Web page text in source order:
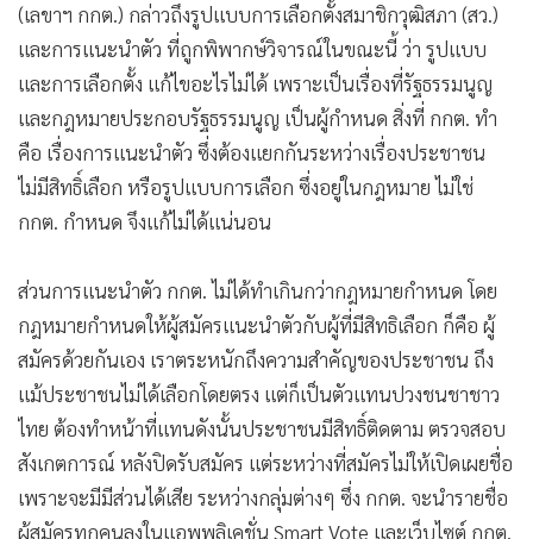
• ชุมชน-คุณภาพชีวิต
• อาชญากรรม
• Motoring
• เกม
• วิทยาศาสตร์
SMEs
•
• กองทุนรวม
• Celeb Online
• Factcheck
• ญี่ปุ่น
• News1
• Gotomanager
(เลขาฯ กกต.) กล่าวถึงรูปแบบการเลือกตั้งสมาชิกวุฒิสภา (สว.)
และการแนะนำตัว ที่ถูกพิพากษ์วิจารณ์ในขณะนี้ ว่า รูปแบบ
และการเลือกตั้ง แก้ไขอะไรไม่ได้ เพราะเป็นเรื่องที่รัฐธรรมนูญ
และกฎหมายประกอบรัฐธรรมนูญ เป็นผู้กำหนด สิ่งที่ กกต. ทำ
คือ เรื่องการแนะนำตัว ซึ่งต้องแยกกันระหว่างเรื่องประชาชน
ไม่มีสิทธิ์เลือก หรือรูปแบบการเลือก ซึ่งอยู่ในกฎหมาย ไม่ใช่
กกต. กำหนด จึงแก้ไม่ได้แน่นอน
ส่วนการแนะนำตัว กกต. ไม่ได้ทำเกินกว่ากฎหมายกำหนด โดย
กฎหมายกำหนดให้ผู้สมัครแนะนำตัวกับผู้ที่มีสิทธิเลือก ก็คือ ผู้
สมัครด้วยกันเอง เราตระหนักถึงความสำคัญของประชาชน ถึง
แม้ประชาชนไม่ได้เลือกโดยตรง แต่ก็เป็นตัวแทนปวงชนชาชาว
ไทย ต้องทำหน้าที่แทนดังนั้นประชาชนมีสิทธิ์ติดตาม ตรวจสอบ
สังเกตการณ์ หลังปิดรับสมัคร แต่ระหว่างที่สมัครไม่ให้เปิดเผยชื่อ
เพราะจะมีมีส่วนได้เสีย ระหว่างกลุ่มต่างๆ ซึ่ง กกต. จะนำรายชื่อ
ผู้สมัครทุกคนลงในแอพพลิเคชั่น Smart Vote และเว็บไซต์ กกต.